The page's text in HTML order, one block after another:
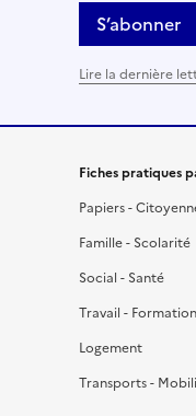
S’abonner
Lire la dernière
Fiches pratiques
Papiers -
Famille - Scolarité
Social - Santé
Travail - Formation
Logement
Transports -